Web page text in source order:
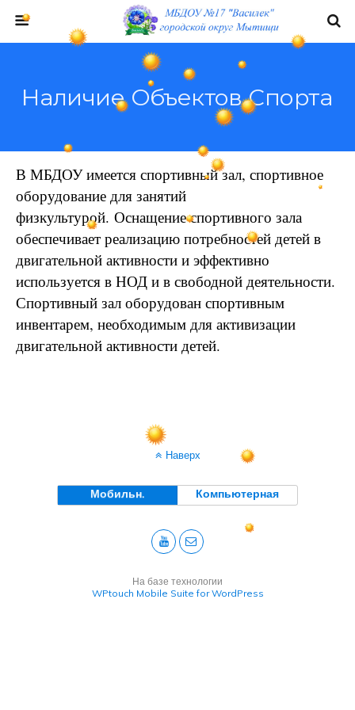
Наличие Объектов Спорта
В МБДОУ имеется спортивный зал, спортивное
оборудование для занятий
физкультурой. Оснащение спортивного зала
обеспечивает реализацию потребностей детей в
двигательной активности и эффективно
используется в НОД и в свободной деятельности.
Спортивный зал оборудован спортивным
инвентарем, необходимым для активизации
двигательной активности детей.
Наверх
Мобильн. Компьютерная
На базе технологии
WPtouch Mobile Suite for WordPress